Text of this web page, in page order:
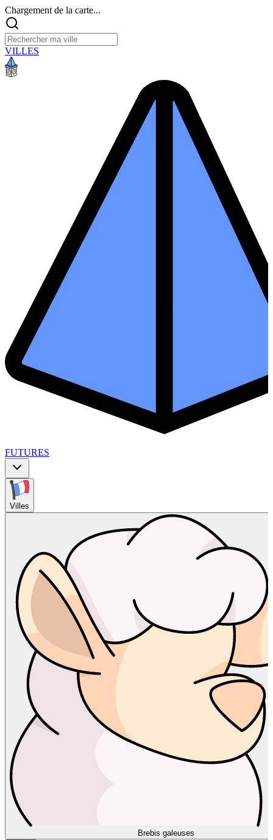
Chargement de la carte...
VILLES
FUTURES
Villes
Brebis galeuses